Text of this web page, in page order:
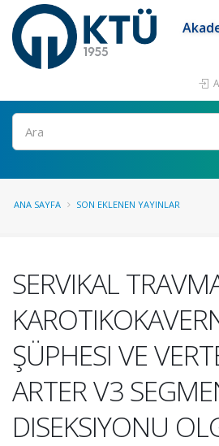
Ara
ANA SAYFA SON EKLENEN YAYINLAR
SERVIKAL
ŞÜPHESI VE
ARTER V3
DISEKSIYONU